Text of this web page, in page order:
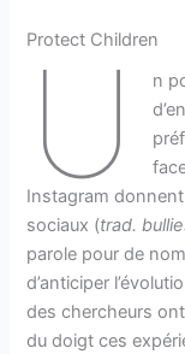
Protect Children
U
n
Instagram donnent
sociaux (trad.
parole pour de
d’anticiper
des chercheurs
du doigt ces